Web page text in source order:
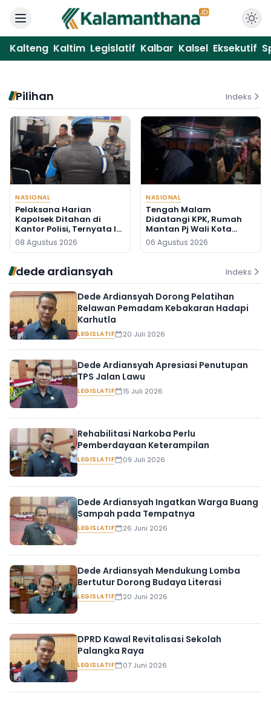
Kalteng Kaltim Legislatif Kalbar Kalsel Eksekutif
Pilihan Indeks
NASIONAL
Pelaksana Harian
Kapolsek Ditahan di
Kantor Polisi, Ternyata Ini
Penyebabnya
08 Agustus 2026
NASIONAL
Tengah Malam
Didatangi KPK, Rumah
Mantan Pj Wali Kota
Digeledah, Empat Koper
Dibawa
06 Agustus 2026
dede ardiansyah Indeks
Dede Ardiansyah Dorong Pelatihan
Relawan Pemadam Kebakaran Hadapi
Karhutla
LEGISLATIF 20 Juli 2026
Dede Ardiansyah Apresiasi Penutupan
TPS Jalan Lawu
LEGISLATIF 15 Juli 2026
Rehabilitasi Narkoba Perlu
Pemberdayaan Keterampilan
LEGISLATIF 09 Juli 2026
Dede Ardiansyah Ingatkan Warga Buang
Sampah pada Tempatnya
LEGISLATIF 26 Juni 2026
Dede Ardiansyah Mendukung Lomba
Bertutur Dorong Budaya Literasi
LEGISLATIF 20 Juni 2026
DPRD Kawal Revitalisasi Sekolah
Palangka Raya
LEGISLATIF 07 Juni 2026